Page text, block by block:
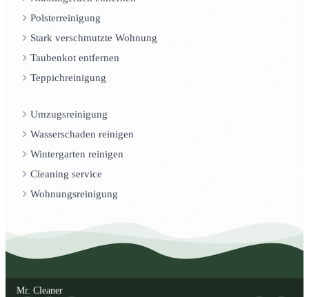
Polsterreinigung
Stark verschmutzte Wohnung
Taubenkot entfernen
Teppichreinigung
Umzugsreinigung
Wasserschaden reinigen
Wintergarten reinigen
Cleaning service
Wohnungsreinigung
Mr. Cleaner